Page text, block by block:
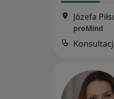
Józefa
proMind